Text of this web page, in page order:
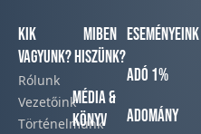
Kik
vagyunk?
Rólunk
Vezetőink
Történelmünk​
Miben
hiszünk?
Média &
Könyv
Eseményeink
Adó 1%
Adomány